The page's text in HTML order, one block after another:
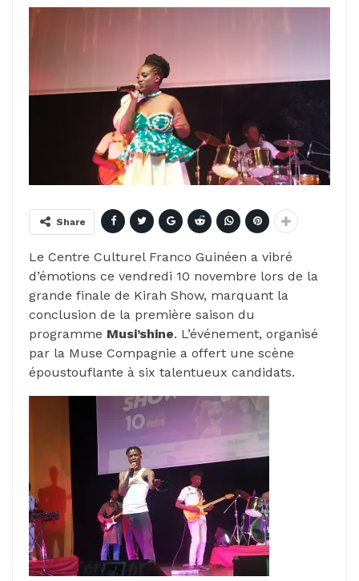
Share
Le Centre Culturel Franco Guinéen a vibré
d’émotions ce vendredi 10 novembre lors de la
grande finale de Kirah Show, marquant la
conclusion de la première saison du
programme Musi’shine. L’événement, organisé
par la Muse Compagnie a offert une scène
époustouflante à six talentueux candidats.